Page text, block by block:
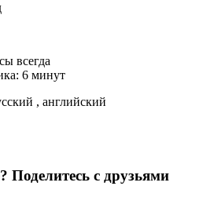
всегда
6 минут
, английский
Поделитесь с друзьями